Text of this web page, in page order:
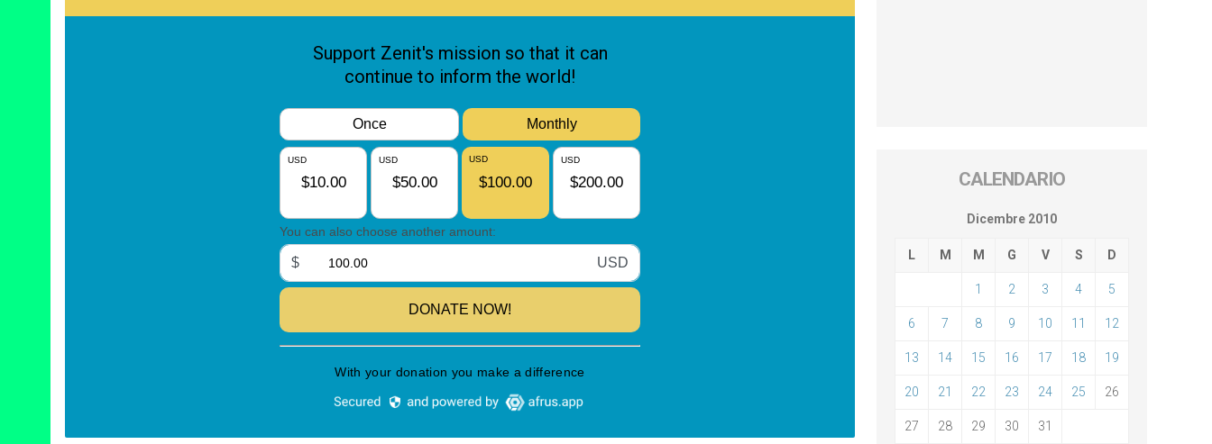
CALENDARIO
Dicembre 2010
L M M G V S D
1 2 3 4 5
6 7 8 9 10 11 12
13 14 15 16 17 18 19
20 21 22 23 24 25 26
27 28 29 30 31